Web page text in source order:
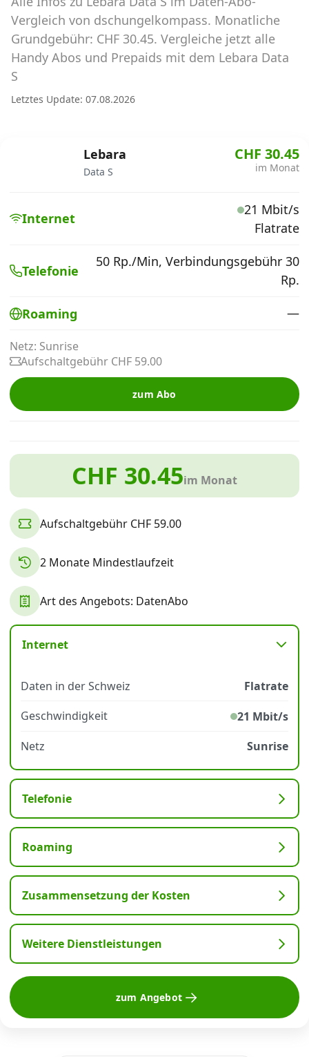
Abos für Tablets, Hotspots und Smart
Watches
Tarifrechner Handy-Abo
Alle Anbieter
Mobilfunknetz Schweiz
Handy-Abo kündigen oder
Alle Mobile-Vergleiche
Internet, TV, Telefon
Aktionen
News
Forum
Über uns
Vergleich von dschungelkompass. Monatliche
Grundgebühr: CHF 30.45. Vergleiche jetzt alle
Handy Abos und Prepaids mit dem Lebara Data
S
Letztes Update: 07.08.2026
Lebara
Data S
CHF 30.45
im Monat
Internet
21 Mbit/s
Flatrate
Telefonie
50 Rp./Min, Verbindungsgebühr 30
Rp.
Roaming —
Netz: Sunrise
Aufschaltgebühr CHF 59.00
zum Abo
CHF 30.45im Monat
Aufschaltgebühr CHF 59.00
2 Monate Mindestlaufzeit
Art des Angebots: DatenAbo
Internet
Daten in der Schweiz
Flatrate
Geschwindigkeit
21 Mbit/s
Netz
Sunrise
Telefonie
Roaming
Zusammensetzung der Kosten
Weitere Dienstleistungen
zum Angebot